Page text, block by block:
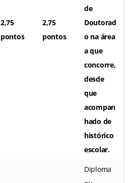
2,75
pontos
2,75
pontos
de
Doutorad
o na área
a que
concorre,
desde
que
acompan
hado de
histórico
escolar.
Diploma